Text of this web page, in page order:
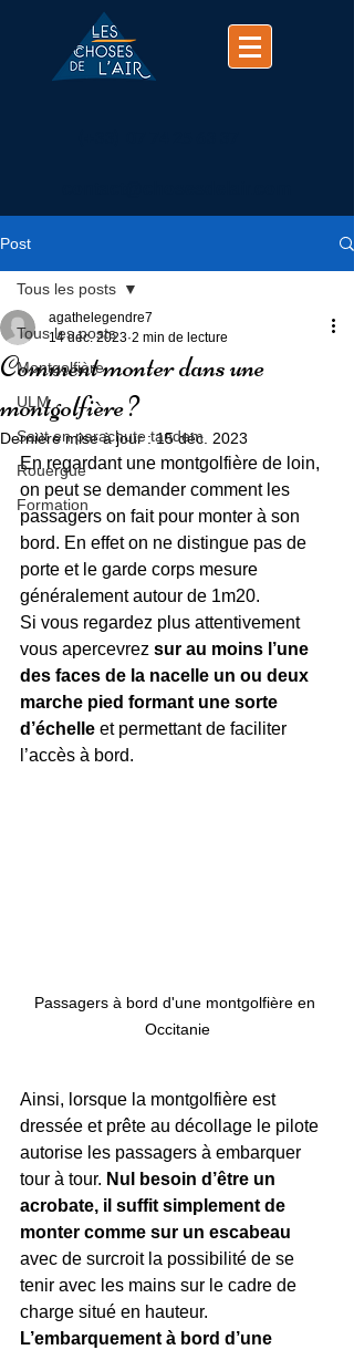
Post
Tous les posts
Montgolfière
ULM
Saut en parachute tandem
Rouergue
Formation
Tous les posts
Comment monter dans une
montgolfière ?
agathelegendre7
14 déc. 2023 2 min de lecture
Dernière mise à jour :15 déc. 2023
En regardant une montgolfière de loin,
on peut se demander comment les
passagers on fait pour monter à son
bord. En effet on ne distingue pas de
porte et le garde corps mesure
généralement autour de 1m20.
Si vous regardez plus attentivement
vous apercevrez sur au moins l’une
des faces de la nacelle un ou deux
marche pied formant une sorte
d’échelle et permettant de faciliter
l’accès à bord.
Passagers à bord d'une montgolfière en
Occitanie
Ainsi, lorsque la montgolfière est
dressée et prête au décollage le pilote
autorise les passagers à embarquer
tour à tour. Nul besoin d’être un
acrobate, il suffit simplement de
monter comme sur un escabeau
avec de surcroit la possibilité de se
tenir avec les mains sur le cadre de
charge situé en hauteur.
L’embarquement à bord d’une